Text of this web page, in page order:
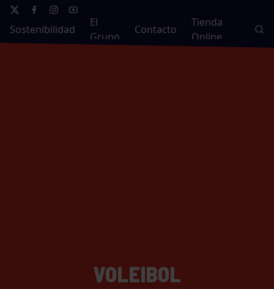
Sostenibilidad
El
Grupo
Contacto
Tienda
Online
VOLEIBOL